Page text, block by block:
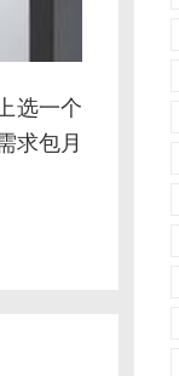
选一个
求包月